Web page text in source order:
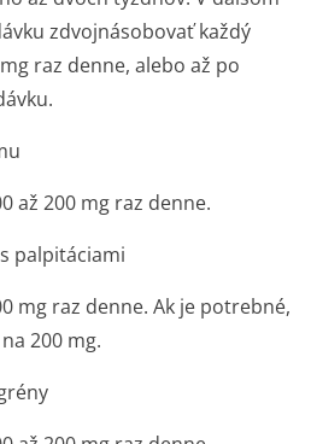
zdvojnásobovať každý
raz denne, alebo až po
až 200 mg raz denne.
palpitáciami
mg raz denne. Ak je potrebné,
200 mg.